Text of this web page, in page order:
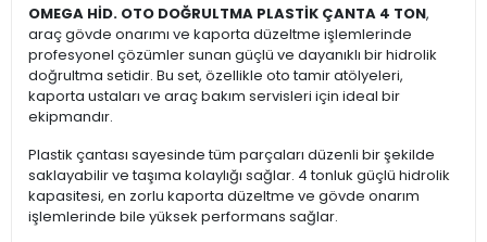
OMEGA HİD. OTO DOĞRULTMA PLASTİK ÇANTA 4 TON,
araç gövde onarımı ve kaporta düzeltme işlemlerinde
profesyonel çözümler sunan güçlü ve dayanıklı bir hidrolik
doğrultma setidir. Bu set, özellikle oto tamir atölyeleri,
kaporta ustaları ve araç bakım servisleri için ideal bir
ekipmandır.
Plastik çantası sayesinde tüm parçaları düzenli bir şekilde
saklayabilir ve taşıma kolaylığı sağlar. 4 tonluk güçlü hidrolik
kapasitesi, en zorlu kaporta düzeltme ve gövde onarım
işlemlerinde bile yüksek performans sağlar.